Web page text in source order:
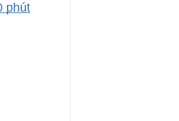
phút